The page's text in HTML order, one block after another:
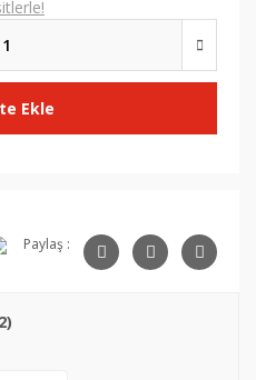
Ekle
Paylaş :